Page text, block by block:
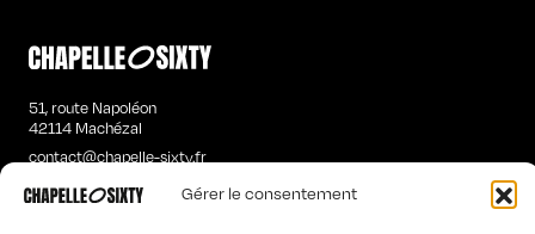
Gérer le consentement
51, route Napoléon
42114 Machézal
contact@chapelle-sixty.fr
T-SHIRTS MANCHES LONGUES HOMME